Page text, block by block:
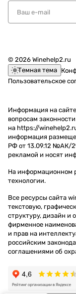
© 2026 Winehelp2.ru
Темная тема
Пользовательское
Информация на
вопросам
на https://
информация
РФ от 13.09.12 №АК/
рекламой и носят
На информационном
технологии.
Все ресурсы сайта
текстовую,
структуру, дизайн и
фирменное
и прав на
российским
соглашениями об